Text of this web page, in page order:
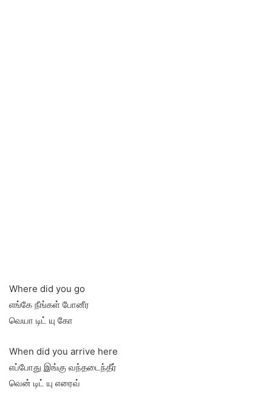
Where did you go
எங்கே நீங்கள் போனீர
வெயா டிட் யு கோ
When did you arrive here
எப்போது இங்கு வந்தடைந்தீர்
வென் டிட் யு எரைவ்